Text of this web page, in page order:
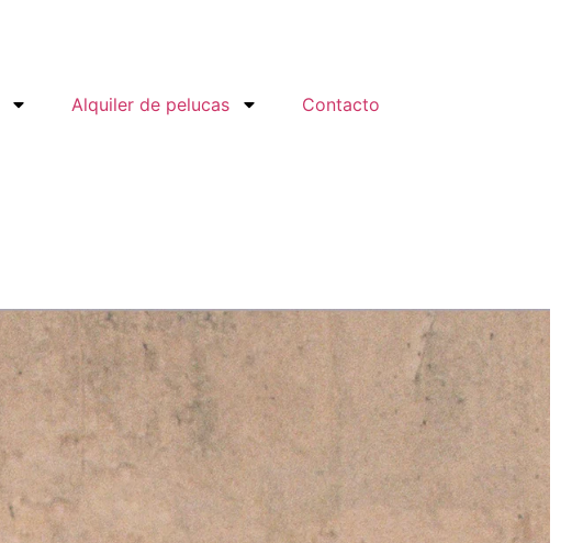
Alquiler de pelucas Contacto